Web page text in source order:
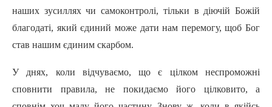
наших зусиллях чи самоконтролі, тільки в діючій Божій
благодаті, який єдиний може дати нам перемогу, щоб Бог
став нашим єдиним скарбом.
У днях, коли відчуваємо, що є цілком неспроможні
сповнити правила, не покидаємо його цілковито, а